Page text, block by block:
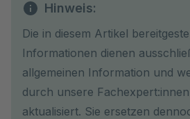
Hinweis:
Die in diesem Artikel
Informationen dienen
allgemeinen Information und
durch unsere
aktualisiert. Sie ersetzen